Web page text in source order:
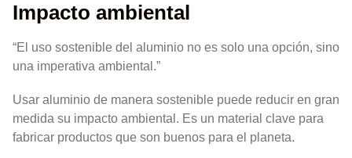
Impacto ambiental
“El uso sostenible del aluminio no es solo una opción, sino
una imperativa ambiental.”
Usar aluminio de manera sostenible puede reducir en gran
medida su impacto ambiental. Es un material clave para
fabricar productos que son buenos para el planeta.